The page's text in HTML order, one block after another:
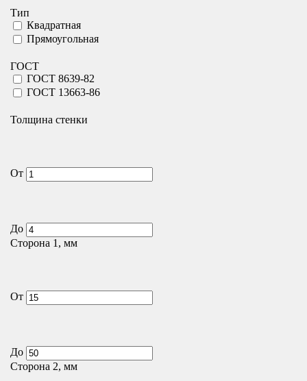
Тип
Квадратная
Прямоугольная
ГОСТ
ГОСТ 8639-82
ГОСТ 13663-86
Толщина стенки
От
До
Сторона 1, мм
От
До
Сторона 2, мм